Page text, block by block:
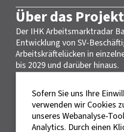
Über das Projekt
Der IHK Arbeitsmarktradar
Entwicklung von SV-
Arbeitskräftelücken in
bis 2029 und darüber hinaus.
Datengrundlage
Die Daten des IHK
wurden vom Institut der
errechnet und basieren auf
Sofern Sie uns Ihre
verwenden wir Cookies
unseres Webanalyse-
Analytics. Durch einen